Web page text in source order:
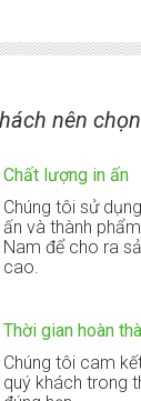
nên
Chất lượng in ấn
Chúng tôi sử
ấn và thành
Nam để cho ra
cao.
Thời gian hoàn
Chúng tôi cam
quý khách trong